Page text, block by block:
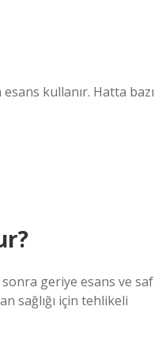
kullanır. Hatta bazı
geriye esans ve saf
sağlığı için tehlikeli